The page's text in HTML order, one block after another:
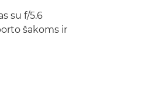
su f/5.6
šakoms ir